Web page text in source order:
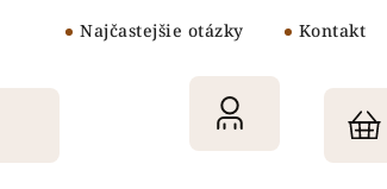
Najčastejšie otázky Kontakt